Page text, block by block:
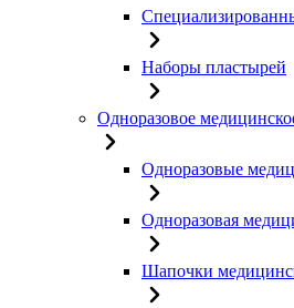
Наборы пластырей
Одноразовое
Одноразовые
Одноразовая
Шапочки